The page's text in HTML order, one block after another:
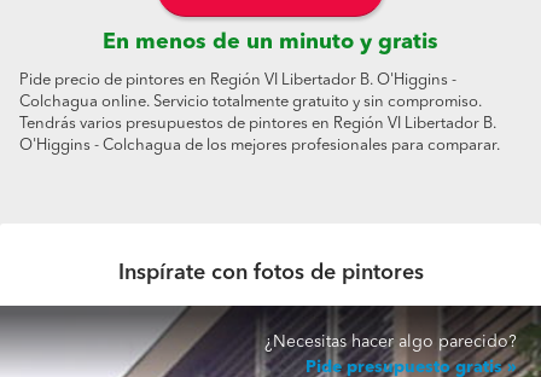
En menos de un minuto y gratis
Pide precio de pintores en Región VI Libertador B. O'Higgins -
Colchagua online. Servicio totalmente gratuito y sin compromiso.
Tendrás varios presupuestos de pintores en Región VI Libertador B.
O'Higgins - Colchagua de los mejores profesionales para comparar.
Inspírate con fotos de pintores
¿Necesitas hacer algo parecido?
Pide presupuesto gratis